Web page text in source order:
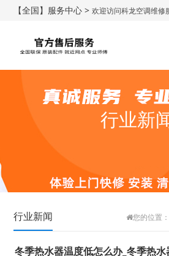
【全国】服务中心 >欢迎访问科龙空调维修
行业新
行业新闻 您的位置：
冬季热水器温度低怎么办_冬季热